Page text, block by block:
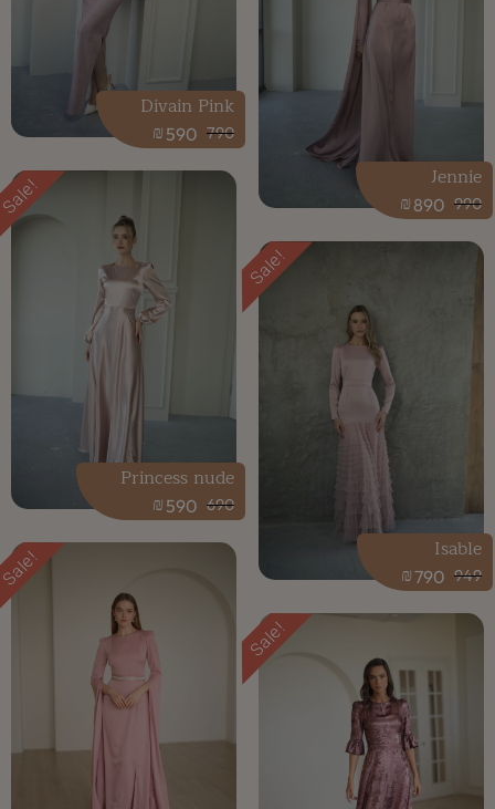
990
890
₪
Jennie
790
590
₪
Divain Pink
Sale!
949
790
₪
Isable
690
590
₪
Princess nude
Sale!